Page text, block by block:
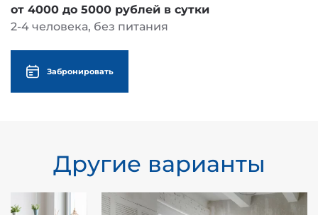
от 4000 до 5000 рублей в сутки
2-4 человека, без питания
Забронировать
Другие варианты